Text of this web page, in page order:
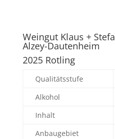
Weingut Klaus +
Alzey-Dautenheim
2025 Rotling
Qualitätsstufe
Alkohol
Inhalt
Anbaugebiet